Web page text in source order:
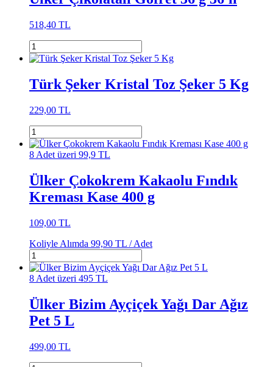
518,40 TL
Türk Şeker Kristal Toz Şeker 5 Kg
229,00 TL
8 Adet üzeri 99,9 TL
Ülker Çokokrem Kakaolu Fındık
Kreması Kase 400 g
109,00 TL
Koliyle Alımda 99,90 TL /Adet
8 Adet üzeri 495 TL
Ülker Bizim Ayçiçek Yağı Dar Ağız
Pet 5 L
499,00 TL